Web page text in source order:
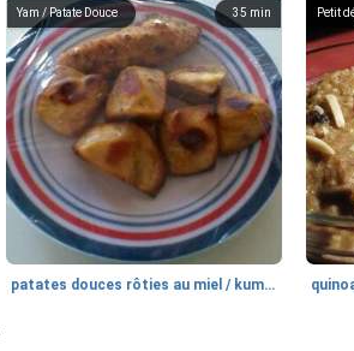
35 min
Yam / Patate Douce
patates douces rôties au miel / kumara
Petit